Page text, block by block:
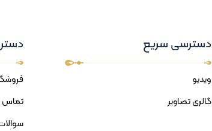
دسترسی سریع
ویدیو
گالری تصاویر
تماس